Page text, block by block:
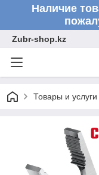
Наличие
Zubr-shop.kz
Товары и услуги